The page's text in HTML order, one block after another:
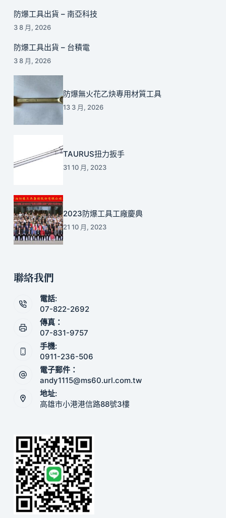
防爆工具出貨 – 南亞科技
3 8 月, 2026
防爆工具出貨 – 台積電
3 8 月, 2026
防爆無火花乙炔專用材質工具
13 3 月, 2026
TAURUS扭力扳手
31 10 月, 2023
2023防爆工具工廠慶典
21 10 月, 2023
聯絡我們
電話:
07-822-2692
傳真：
07-831-9757
手機:
0911-236-506
電子郵件：
andy1115@ms60.url.com.tw
地址:
高雄市小港港信路88號3樓